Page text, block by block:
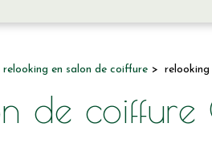
relooking en salon de coiffure
de